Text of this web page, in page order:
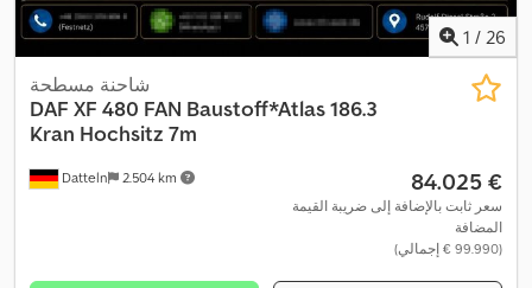
1 / 26
Datteln 2.504 km
شاحنة مسطحة
DAF XF 480 FAN Baustoff*Atlas 186.3
Kran Hochsitz 7m
‏84.025 €
سعر ثابت بالإضافة إلى ضريبة القيمة
المضافة
(‏99.990 € إجمالي)